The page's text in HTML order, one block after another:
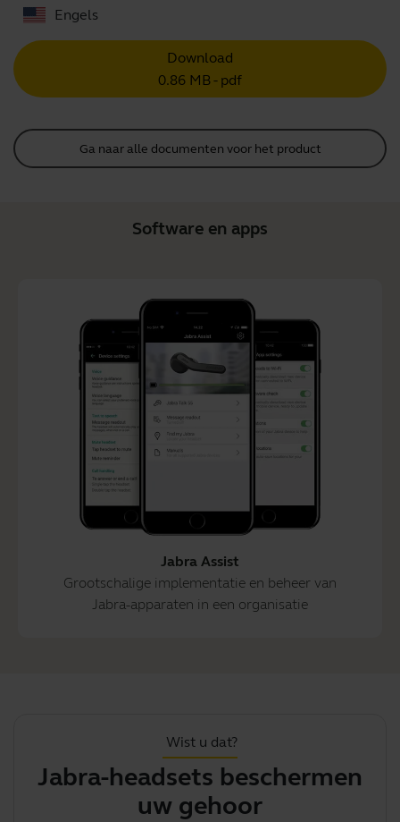
Engels
Download
0.86 MB - pdf
Ga naar alle documenten voor het product
Software en apps
Jabra Assist
Grootschalige implementatie en beheer van
Jabra-apparaten in een organisatie
Wist u dat?
Jabra-headsets beschermen
uw gehoor